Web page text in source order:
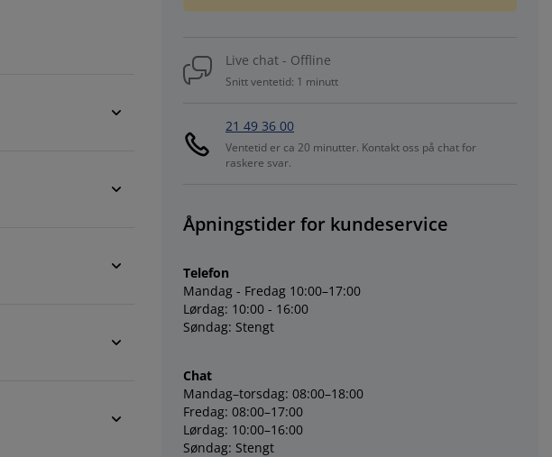
Live chat - Offline
Snitt ventetid: 1 minutt
21 49 36 00
Ventetid er ca 20 minutter. Kontakt oss på chat for
raskere svar.
Åpningstider for kundeservice
Telefon
Mandag - Fredag 10:00–17:00
Lørdag: 10:00 - 16:00
Søndag: Stengt
Chat
Mandag–torsdag: 08:00–18:00
Fredag: 08:00–17:00
Lørdag: 10:00–16:00
Søndag: Stengt